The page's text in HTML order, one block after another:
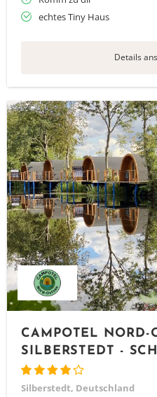
echtes Tiny Haus
Details
CAMPOTEL NORD-
SILBERSTEDT -
Silberstedt, Deutschland